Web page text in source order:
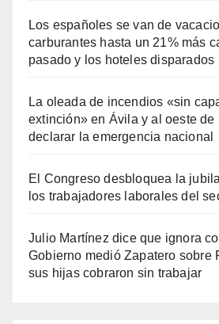
Los españoles se van de
carburantes hasta un 21% más
pasado y los hoteles disparados
La oleada de incendios «sin
extinción» en Ávila y al oeste de
declarar la emergencia nacional
El Congreso desbloquea la
los trabajadores laborales del
Julio Martínez dice que ignora
Gobierno medió Zapatero sobre
sus hijas cobraron sin trabajar